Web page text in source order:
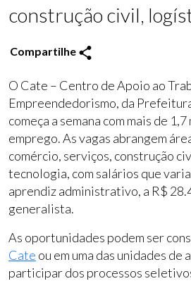
construção civil,
Compartilhe
O Cate – Centro de Apoio ao
Empreendedorismo, da
começa a semana com mais de
emprego. As vagas abrangem
comércio, serviços, construção
tecnologia, com salários que
aprendiz administrativo, a R$
generalista.
As oportunidades podem ser
Cate ou em uma das unidades de
participar dos processos